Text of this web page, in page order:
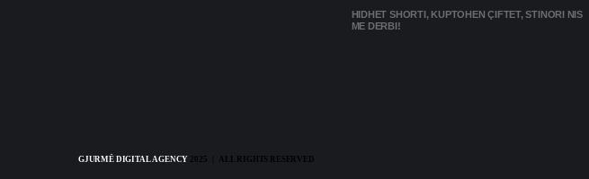
HIDHET SHORTI, KUPTOHEN ÇIFTET, STINORI NIS
ME DERBI!
GJURMË DIGITAL AGENCY 2025 | ALL RIGHTS RESERVED